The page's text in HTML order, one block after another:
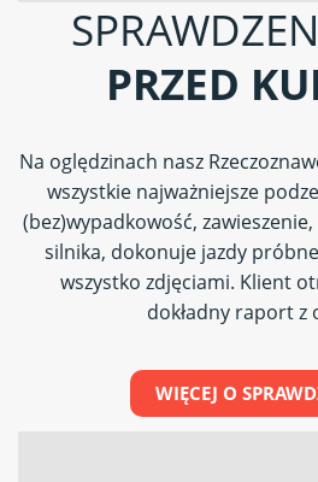
PRZED
Na oględzinach nasz
wszystkie najważniejsze
(bez)wypadkowość,
silnika, dokonuje jazdy
wszystko zdjęciami. Klient
dokładny raport z
WIĘCEJ O